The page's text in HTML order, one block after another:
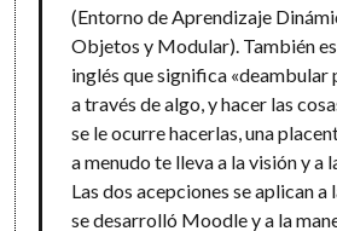
(Entorno de Aprendizaje
Objetos y Modular). También
inglés que significa «deambular
a través de algo, y hacer las
se le ocurre hacerlas, una
a menudo te lleva a la visión y a
Las dos acepciones se aplican a
se desarrolló Moodle y a la